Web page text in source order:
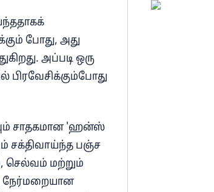
போது, அது
அப்படி ஒரு
பிரவேசிக்கும்போது
சாதகமான 'ஹன்ஸ்
சக்திவாய்ந்த பஞ்ச
மற்றும்
நேர்மறையான